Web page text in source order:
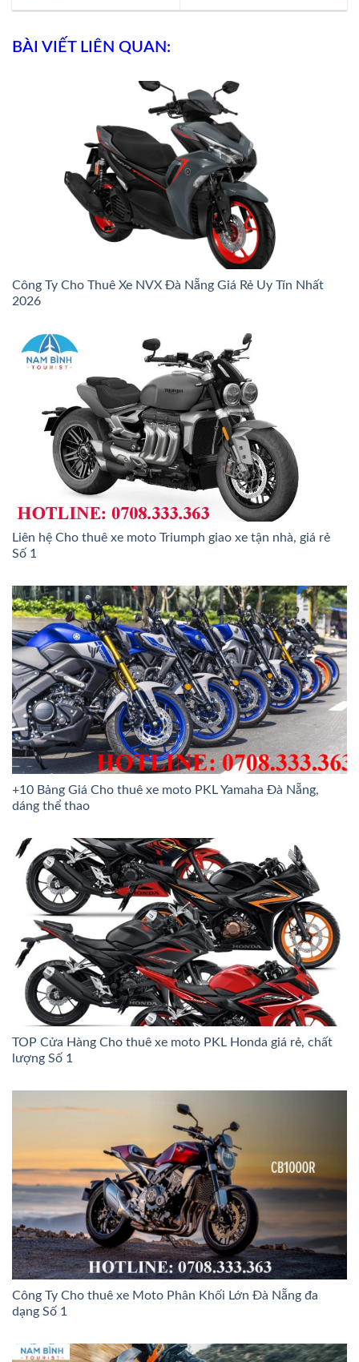
BÀI VIẾT LIÊN QUAN:
Công Ty Cho Thuê Xe NVX Đà Nẵng Giá Rẻ Uy Tín Nhất
2026
Liên hệ Cho thuê xe moto Triumph giao xe tận nhà, giá rẻ
Số 1
+10 Bảng Giá Cho thuê xe moto PKL Yamaha Đà Nẵng,
dáng thể thao
TOP Cửa Hàng Cho thuê xe moto PKL Honda giá rẻ, chất
lượng Số 1
Công Ty Cho thuê xe Moto Phân Khối Lớn Đà Nẵng đa
dạng Số 1